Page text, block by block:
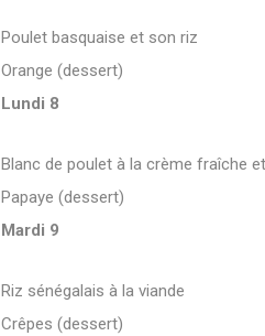
Poulet basquaise et son riz
Orange (dessert)
Lundi 8
Blanc de poulet à la crème fraîche
Papaye (dessert)
Mardi 9
Riz sénégalais à la viande
Crêpes (dessert)